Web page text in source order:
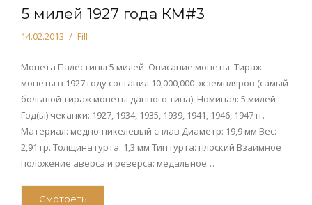
5 милей 1927 года КМ#3
14.02.2013 Fill
Монета Палестины 5 милей Описание монеты: Тираж
монеты в 1927 году составил 10,000,000 экземпляров (самый
большой тираж монеты данного типа). Номинал: 5 милей
Год(ы) чеканки: 1927, 1934, 1935, 1939, 1941, 1946, 1947 гг.
Материал: медно-никелевый сплав Диаметр: 19,9 мм Вес:
2,91 гр. Толщина гурта: 1,3 мм Тип гурта: плоский Взаимное
положение аверса и реверса: медальное…
Смотреть